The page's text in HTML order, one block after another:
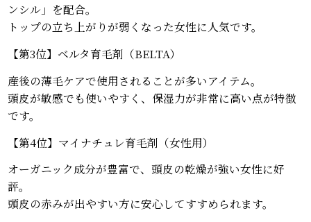
ンシル」を配合。
トップの立ち上がりが弱くなった女性に人気です。
【第3位】ベルタ育毛剤（BELTA）
産後の薄毛ケアで使用されることが多いアイテム。
頭皮が敏感でも使いやすく、保湿力が非常に高い点が特徴
です。
【第4位】マイナチュレ育毛剤（女性用）
オーガニック成分が豊富で、頭皮の乾燥が強い女性に好
評。
頭皮の赤みが出やすい方に安心してすすめられます。